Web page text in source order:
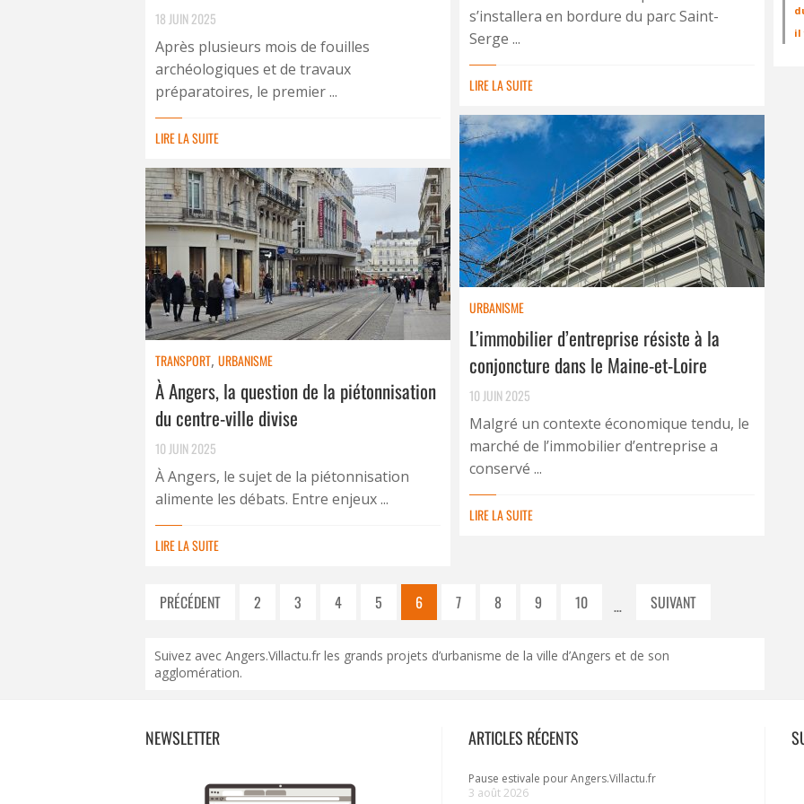
s’installera en bordure du parc Saint-
Serge ...
LIRE LA SUITE
18 JUIN 2025
Après plusieurs mois de fouilles
archéologiques et de travaux
préparatoires, le premier ...
LIRE LA SUITE
URBANISME
L’immobilier d’entreprise résiste à la
conjoncture dans le Maine-et-Loire
10 JUIN 2025
Malgré un contexte économique tendu, le
marché de l’immobilier d’entreprise a
conservé ...
LIRE LA SUITE
TRANSPORT, URBANISME
À Angers, la question de la piétonnisation
du centre-ville divise
10 JUIN 2025
À Angers, le sujet de la piétonnisation
alimente les débats. Entre enjeux ...
LIRE LA SUITE
PRÉCÉDENT 2 3 4 5 6 7 8 9 10 … SUIVANT
Suivez avec Angers.Villactu.fr les grands projets d’urbanisme de la ville d’Angers et de son
agglomération.
il
NEWSLETTER ARTICLES RÉCENTS
Pause estivale pour Angers.Villactu.fr
3 août 2026